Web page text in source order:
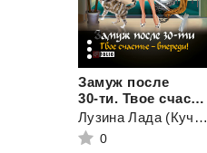
Замуж после
30-ти. Твое счастье – впереди!
Лузина Лада (Кучерова Владислава)
0